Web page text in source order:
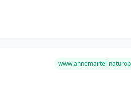
www.annemartel-